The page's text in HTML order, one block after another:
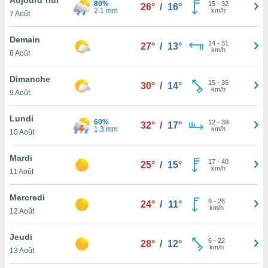
et
»,
au
vous
qu'ils
ou
le
ainsi
un
la
du
7 Août
80%
2.1 mm
26° / 16° 15- 32
km/h
Demain
8 Août
27° / 13° 14- 31
km/h
Dimanche
9 Août
30° / 14° 15- 36
km/h
Lundi
10 Août
60%
1.3 mm
32° / 17° 12- 39
km/h
Mardi
11 Août
25° / 15° 17- 40
km/h
Mercredi
12 Août
24° / 11° 9- 26
km/h
Jeudi
13 Août
28° / 12° 6- 22
km/h